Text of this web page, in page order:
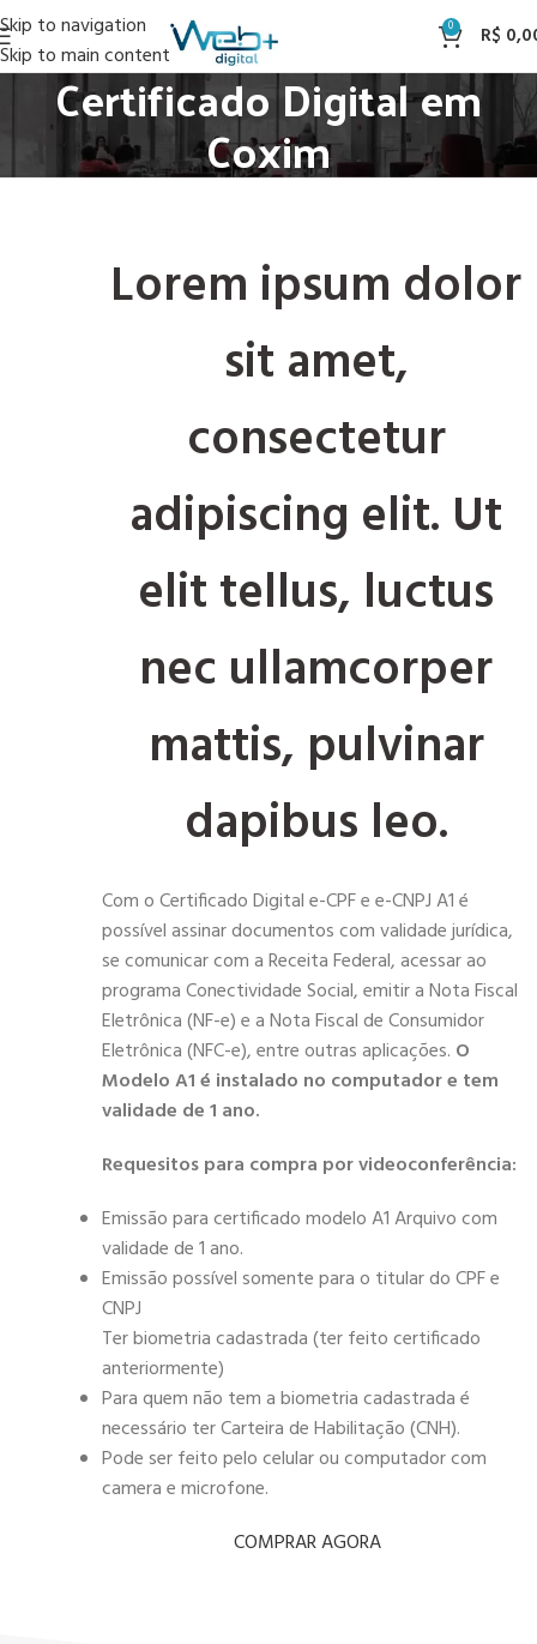
Skip to navigation
Skip to main content
0 R$
Certificado Digital em
Coxim
Lorem ipsum dolor
sit amet,
consectetur
adipiscing elit. Ut
elit tellus, luctus
nec ullamcorper
mattis, pulvinar
dapibus leo.
Com o Certificado Digital e-CPF e e-CNPJ A1 é
possível assinar documentos com validade jurídica,
se comunicar com a Receita Federal, acessar ao
programa Conectividade Social, emitir a Nota Fiscal
Eletrônica (NF-e) e a Nota Fiscal de Consumidor
Eletrônica (NFC-e), entre outras aplicações. O
Modelo A1 é instalado no computador e tem
validade de 1 ano.
Requesitos para compra por videoconferência:
Emissão para certificado modelo A1 Arquivo com
validade de 1 ano.
Emissão possível somente para o titular do CPF e
CNPJ
Ter biometria cadastrada (ter feito certificado
anteriormente)
Para quem não tem a biometria cadastrada é
necessário ter Carteira de Habilitação (CNH).
Pode ser feito pelo celular ou computador com
camera e microfone.
COMPRAR AGORA